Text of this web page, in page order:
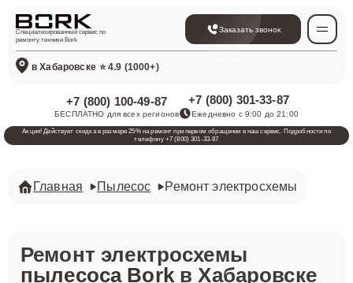
Специализированный сервис по
ремонту техники Bork
Заказать звонок
в Хабаровске ⭐ 4.9 (1000+)
+7 (800) 100-49-87
БЕСПЛАТНО для всех регионов
+7 (800) 301-33-87
Ежедневно с 9:00 до 21:00
Акция! Действует скидка в размере 25% на ремонт при первом обращении в наш сервис. Подробности по
телефону +7 (800) 301-33-87
Главная Пылесос Ремонт электросхемы
Ремонт электросхемы
пылесоса Borkв Хабаровске